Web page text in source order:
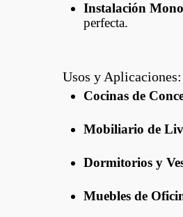
Instalación
perfecta.
Usos y Aplicaciones:
Cocinas de
Mobiliario de
Dormitorios y
Muebles de